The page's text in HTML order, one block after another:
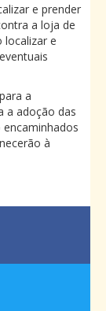
e prender
a loja de
localizar e
a
a adoção das
à